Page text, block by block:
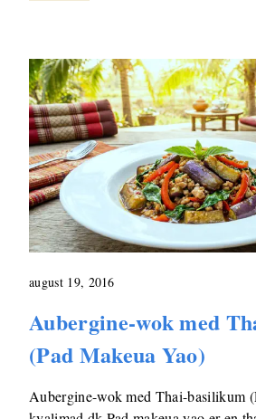
august 19, 2016
Aubergine-wok med
(Pad Makeua Yao)
Aubergine-wok med Thai-basilikum